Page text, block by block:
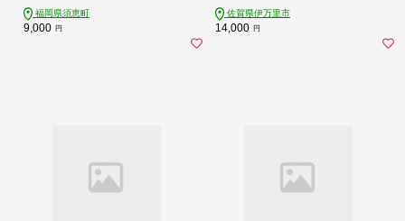
福岡県須恵町
9,000 円
佐賀県伊万里市
14,000 円